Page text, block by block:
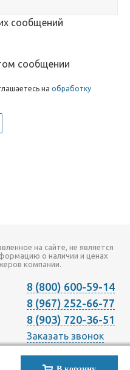
сообщении
на обработку
на сайте, не является
о наличии и ценах
компании.
8 (800) 600-59-14
8 (967) 252-66-77
8 (903) 720-36-51
Заказать звонок
продажа оборудования для